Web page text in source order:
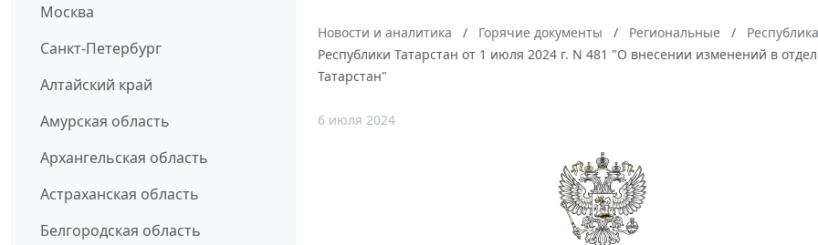
Москва
Санкт-Петербург
Алтайский край
Амурская область
Архангельская область
Астраханская область
Белгородская область
Новости и аналитика Горячие документы Региональные
Республики Татарстан от 1 июля 2024 г. N 481 "О внесении изменений в
Татарстан"
6 июля 2024